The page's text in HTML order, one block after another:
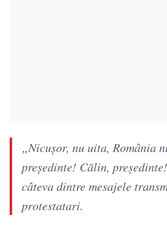
„Nicușor, nu uita, România
președinte! Călin,
câteva dintre mesajele
protestatari.